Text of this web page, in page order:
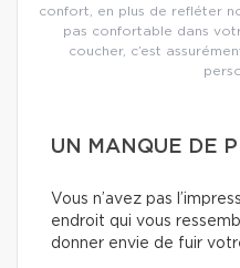
confort, en plus de refléter
pas confortable dans
coucher, c’est
UN MANQUE DE
Vous n’avez pas
endroit qui vous
donner envie de fuir